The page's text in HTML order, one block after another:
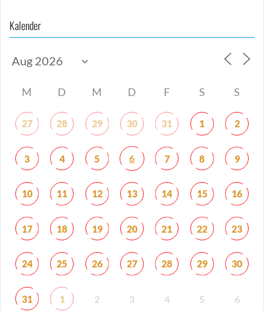
Kalender
M D M D F S S
27 28 29 30 31 1 2
3 4 5 6 7 8 9
10 11 12 13 14 15 16
17 18 19 20 21 22 23
24 25 26 27 28 29 30
31 1 2 3 4 5 6